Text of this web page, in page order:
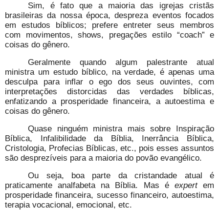
Sim, é fato que a maioria das igrejas cristãs
brasileiras da nossa época, despreza eventos focados
em estudos bíblicos; prefere entreter seus membros
com movimentos, shows, pregações estilo “coach” e
coisas do gênero.
Geralmente quando algum palestrante atual
ministra um estudo bíblico, na verdade, é apenas uma
desculpa para inflar o ego dos seus ouvintes, com
interpretações distorcidas das verdades bíblicas,
enfatizando a prosperidade financeira, a autoestima e
coisas do gênero.
Quase ninguém ministra mais sobre Inspiração
Bíblica, Infalibilidade da Bíblia, Inerrância Bíblica,
Cristologia, Profecias Bíblicas, etc., pois esses assuntos
são desprezíveis para a maioria do povão evangélico.
Ou seja, boa parte da cristandade atual é
praticamente analfabeta na Bíblia. Mas é expertem
prosperidade financeira, sucesso financeiro, autoestima,
terapia vocacional, emocional, etc.